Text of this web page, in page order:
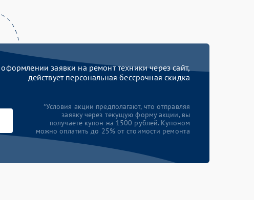
заявки на ремонт техники через сайт,
действует персональная бессрочная скидка
*Условия акции предполагают, что отправляя
заявку через текущую форму акции, вы
получаете купон на 1500 рублей. Купоном
можно оплатить до 25% от стоимости ремонта